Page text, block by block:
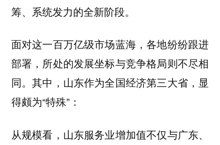
筹、系统发力的全新阶段。
面对这一百万亿级市场蓝海，各地纷纷跟进
部署，所处的发展坐标与竞争格局则不尽相
同。其中，山东作为全国经济第三大省，显
得颇为“特殊”：
从规模看，山东服务业增加值不仅与广东、